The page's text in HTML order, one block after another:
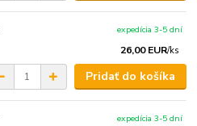
26,00 EUR/ks
expedícia 3-5 dní
Pridať do košíka
expedícia 3-5 dní